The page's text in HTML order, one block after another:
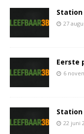
27
Eerste
6
Station
22 juni